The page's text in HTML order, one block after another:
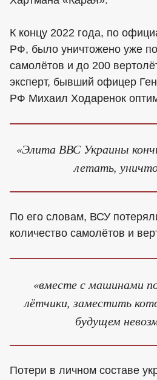
К концу 2022 года, по
РФ, было уничтожено уже
самолётов и до 200
эксперт, бывший офицер
РФ Михаил Ходаренок
«Элита ВВС Украины
летать,
По его словам, ВСУ
количество самолётов и
«вместе с машинами
лётчики, заместить
будущем
Потери в личном составе